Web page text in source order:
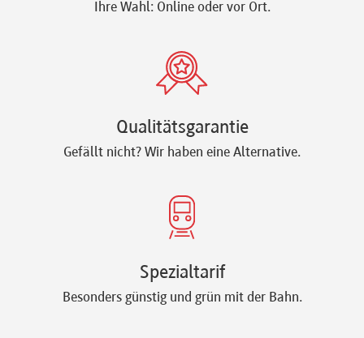
Ihre Wahl: Online oder vor Ort.
Qualitätsgarantie
Gefällt nicht? Wir haben eine Alternative.
Spezialtarif
Besonders günstig und grün mit der Bahn.